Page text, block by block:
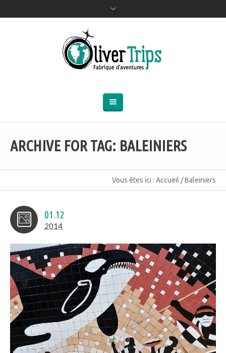
ARCHIVE FOR TAG: BALEINIERS
Vous êtes ici : Accueil /Baleiniers
01.12
2014